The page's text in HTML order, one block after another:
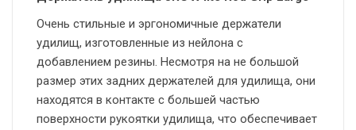
Очень стильные и эргономичные держатели
удилищ, изготовленные из нейлона с
добавлением резины. Несмотря на не большой
размер этих задних держателей для удилища, они
находятся в контакте с большей частью
поверхности рукоятки удилища, что обеспечивает